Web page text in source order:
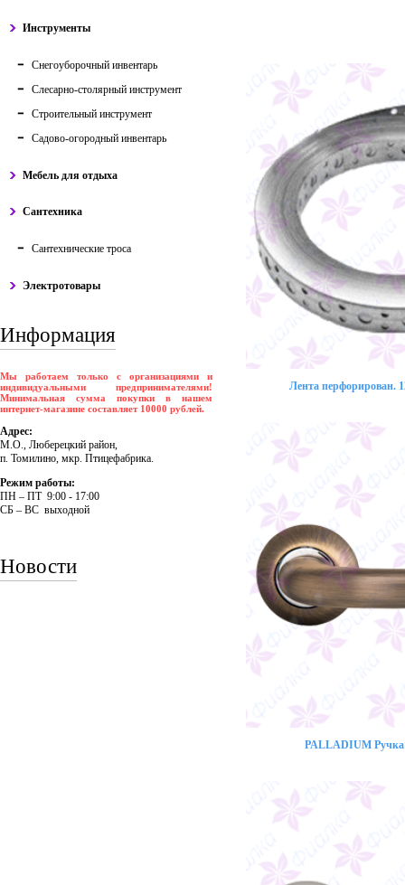
Инструменты
Снегоуборочный инвентарь
Слесарно-столярный инструмент
Строительный инструмент
Садово-огородный инвентарь
Мебель для отдыха
Сантехника
Сантехнические троса
Электротовары
Информация
Мы работаем только с организациями и
индивидуальными предпринимателями!
Минимальная сумма покупки в нашем
интернет-магазине составляет 10000 рублей.
Адрес:
М.О., Люберецкий район,
п. Томилино, мкр. Птицефабрика.
Режим работы:
ПH – ПT 9:00 - 17:00
CБ – BC выходной
Новости
Лента перфорирован.
PALLADIUM Ручка